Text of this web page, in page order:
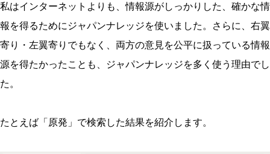
私はインターネットよりも、情報源がしっかりした、確かな情
報を得るためにジャパンナレッジを使いました。さらに、右翼
寄り・左翼寄りでもなく、両方の意見を公平に扱っている情報
源を得たかったことも、ジャパンナレッジを多く使う理由でし
た。
たとえば「原発」で検索した結果を紹介します。